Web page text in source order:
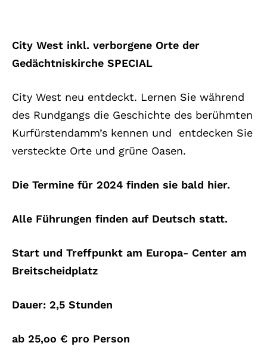
City West inkl. verborgene Orte der
Gedächtniskirche SPECIAL
City West neu entdeckt. Lernen Sie während
des Rundgangs die Geschichte des berühmten
Kurfürstendamm’s kennen und entdecken Sie
versteckte Orte und grüne Oasen.
Die Termine für 2024 finden sie bald hier.
Alle Führungen finden auf Deutsch statt.
Start und Treffpunkt am Europa- Center am
Breitscheidplatz
Dauer: 2,5 Stunden
ab 25,oo € pro Person